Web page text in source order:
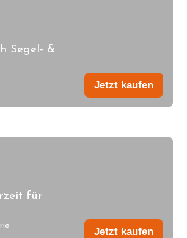
Segel- &
Jetzt kaufen
für
Jetzt kaufen